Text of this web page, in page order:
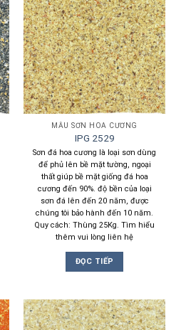
MẪU SƠN HOA CƯƠNG
IPG 2529
Sơn đá hoa cương là loại sơn dùng
để phủ lên bề mặt tường, ngoại
thất giúp bề mặt giống đá hoa
cương đến 90%. độ bền của loại
sơn đá lên đến 20 năm, được
chúng tôi bảo hành đến 10 năm.
Quy cách: Thùng 25Kg. Tìm hiểu
thêm vui lòng liên hệ
ĐỌC TIẾP